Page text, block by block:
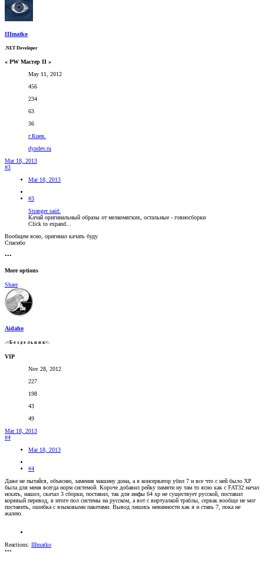
IIImatko
.NET Developer
« PW Мастер II »
May 11, 2012
456
234
63
36
г.Киев.
dyndev.ru
Mar 18, 2013
#3
Mar 18, 2013
#3
Stranger said:
Качай оригинальный образы от мелкомягких, остальные - говносборки
Click to expand...
Вообщем ясно, оригинал качать буду
Спасибо
•••
More options
Share
Aidaho
-=Б е з д е л ь н и к=-
VIP
Nov 28, 2012
227
198
43
49
Mar 18, 2013
#4
Mar 18, 2013
#4
Даже не пытайся, объясню, заменив машину дома, а я консерватор убил 7 и все что с ней было ХР
была для меня всегда норм системой. Короче добавил рейку памяти ну там то ясно как с FAT32 начал
искать, нашел, скачал 3 сборки, поставил, так для инфы 64 хр не существует русской, поставил
корявый перевод, в итоге пол системы на русском, а вот с виртуалкой траблы, сервак вообще не мог
поставить, ошибка с языковыми пакетами. Вывод лишись невинности как я и ставь 7, пока не
жалею.
Reactions: IIImatko
•••